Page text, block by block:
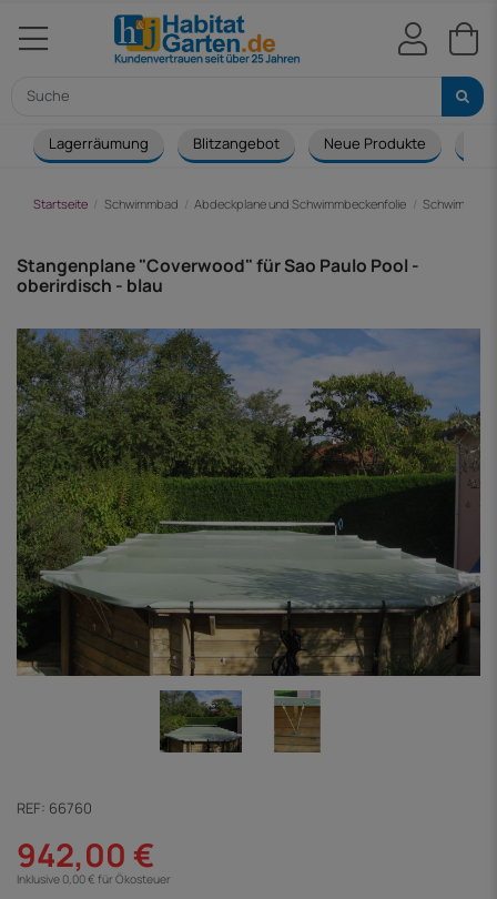
Lagerräumung Blitzangebot Neue Produkte
Startseite Schwimmbad Abdeckplane und Schwimmbeckenfolie
Stangenplane "Coverwood" für Sao Paulo Pool -
oberirdisch - blau
REF: 66760
942,00 €
Inklusive 0,00 € für Ökosteuer